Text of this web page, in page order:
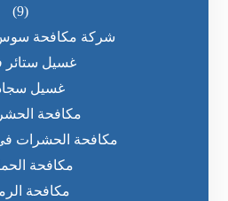
(9)
شركة مكافحة
غسيل ستائر
غسيل
مكافحة
مكافحة الحشرات
مكافحة
مكافحة